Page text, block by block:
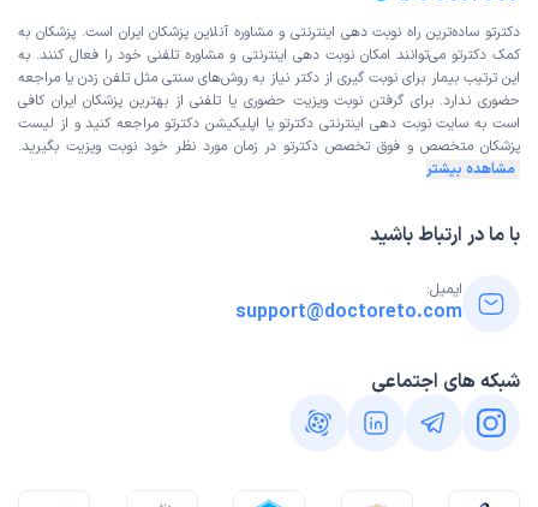
دکترتو ساده‌ترین راه نوبت‌ دهی اینترنتی و مشاوره آنلاین پزشکان ایران است. پزشکان به
کمک دکترتو می‌توانند امکان نوبت دهی اینترنتی و مشاوره تلفنی خود را فعال کنند. به
این ترتیب بیمار برای نوبت گیری از دکتر نیاز به روش‌های سنتی مثل تلفن زدن یا مراجعه
حضوری ندارد. برای گرفتن نوبت ویزیت حضوری یا تلفنی از بهترین پزشکان ایران کافی
است به سایت نوبت دهی اینترنتی دکترتو یا اپلیکیشن دکترتو مراجعه کنید و از لیست
پزشکان متخصص و فوق تخصص دکترتو در زمان مورد نظر خود نوبت ویزیت بگیرید.
مشاهده بیشتر
با ما در ارتباط باشید
ایمیل:
support@doctoreto.com
شبکه های اجتماعی